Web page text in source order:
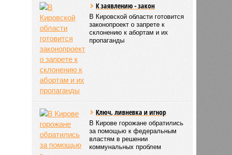
К заявлению - закон
В Кировской области готовится
законопроект о запрете к
склонению к абортам и их
пропаганды
Ключ, ливневка и игнор
В Кирове горожане обратились
за помощью к федеральным
властям в решении
коммунальных проблем